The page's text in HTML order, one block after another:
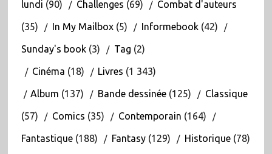
lundi (90) Challenges (69) Combat d'auteurs
(35) In My Mailbox(5) Informebook(42)
Sunday's book(3) Tag (2)
Cinéma (18) Livres (1 343)
Album (137) Bande dessinée(125) Classique
(57) Comics (35) Contemporain (164)
Fantastique(188) Fantasy(129) Historique(78)